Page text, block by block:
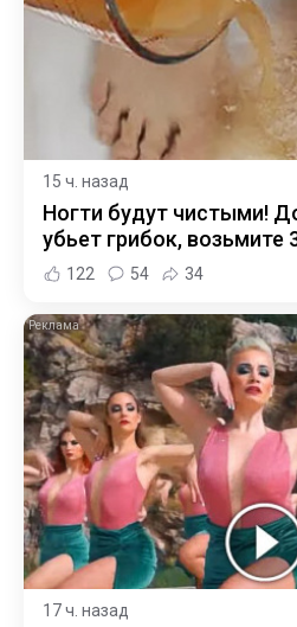
15 ч. назад
Ногти будут чистыми!
убьет грибок, возьмите
122 54 34
17 ч. назад